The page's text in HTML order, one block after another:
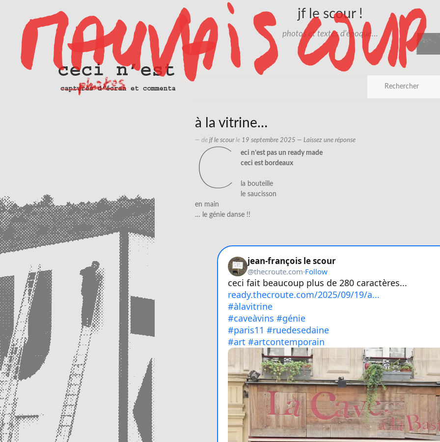
jf le scour !
photos et textes d'époque…
à la vitrine…
— de jf le scourle 19 septembre 2025 — Laissez une réponse
c
eci n’est pas un ready made
ceci est bordeaux
la bouteille
le saucisson
en main
… le génie danse !!